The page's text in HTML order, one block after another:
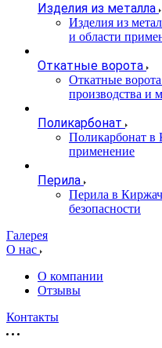
Изделия из металла
Изделия из
и области
Откатные ворота
Откатные
производства и
Поликарбонат
Поликарбонат в
применение
Перила
Перила в
безопасности
Галерея
О нас
О компании
Отзывы
Контакты